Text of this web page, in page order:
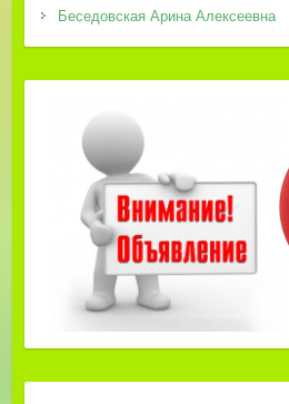
Беседовская Арина Алексеевна